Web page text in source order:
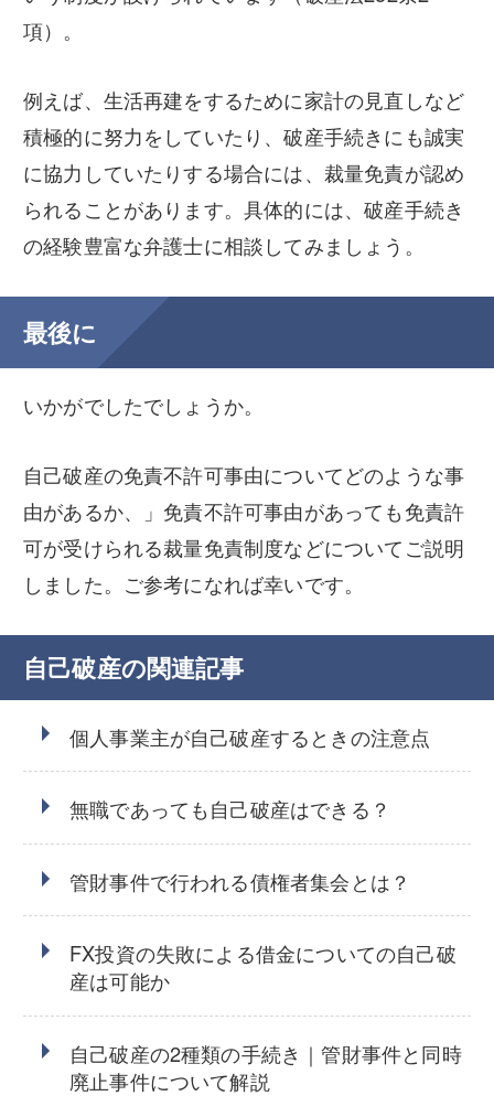
項）。
例えば、生活再建をするために家計の見直しなど
積極的に努力をしていたり、破産手続きにも誠実
に協力していたりする場合には、裁量免責が認め
られることがあります。具体的には、破産手続き
の経験豊富な弁護士に相談してみましょう。
最後に
いかがでしたでしょうか。
自己破産の免責不許可事由についてどのような事
由があるか、」免責不許可事由があっても免責許
可が受けられる裁量免責制度などについてご説明
しました。ご参考になれば幸いです。
自己破産の関連記事
個人事業主が自己破産するときの注意点
無職であっても自己破産はできる？
管財事件で行われる債権者集会とは？
FX投資の失敗による借金についての自己破
産は可能か
自己破産の2種類の手続き｜管財事件と同時
廃止事件について解説